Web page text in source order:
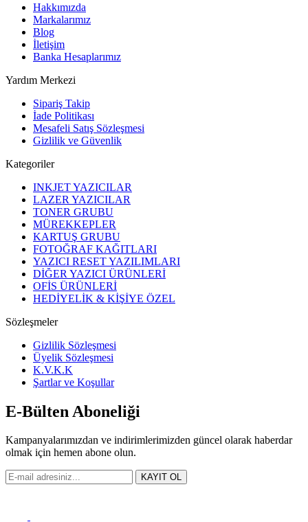
Hakkımızda
Markalarımız
Blog
İletişim
Banka Hesaplarımız
Yardım Merkezi
Sipariş Takip
İade Politikası
Mesafeli Satış Sözleşmesi
Gizlilik ve Güvenlik
Kategoriler
INKJET YAZICILAR
LAZER YAZICILAR
TONER GRUBU
MÜREKKEPLER
KARTUŞ GRUBU
FOTOĞRAF KAĞITLARI
YAZICI RESET YAZILIMLARI
DİĞER YAZICI ÜRÜNLERİ
OFİS ÜRÜNLERİ
HEDİYELİK & KİŞİYE ÖZEL
Sözleşmeler
Gizlilik Sözleşmesi
Üyelik Sözleşmesi
K.V.K.K
Şartlar ve Koşullar
E-Bülten Aboneliği
Kampanyalarımızdan ve indirimlerimizden güncel olarak haberdar
olmak için hemen abone olun.
KAYIT OL